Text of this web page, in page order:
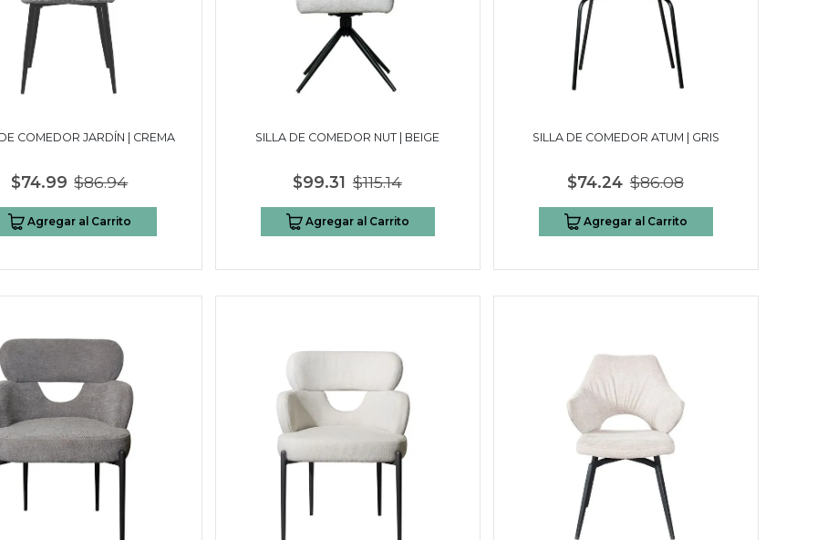
COMEDOR JARDÍN | CREMA
$74.99 $86.94
Agregar al Carrito
SILLA DE COMEDOR NUT | BEIGE
$99.31 $115.14
Agregar al Carrito
SILLA DE COMEDOR ATUM | GRIS
$74.24 $86.08
Agregar al Carrito